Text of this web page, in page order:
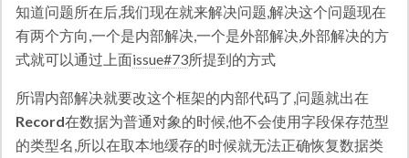
知道问题所在后,我们现在就来解决问题,解决这个问题现在
有两个方向,一个是内部解决,一个是外部解决,外部解决的方
式就可以通过上面issue#73所提到的方式
所谓内部解决就要改这个框架的内部代码了,问题就出在
Record在数据为普通对象的时候,他不会使用字段保存范型
的类型名,所以在取本地缓存的时候就无法正确恢复数据类